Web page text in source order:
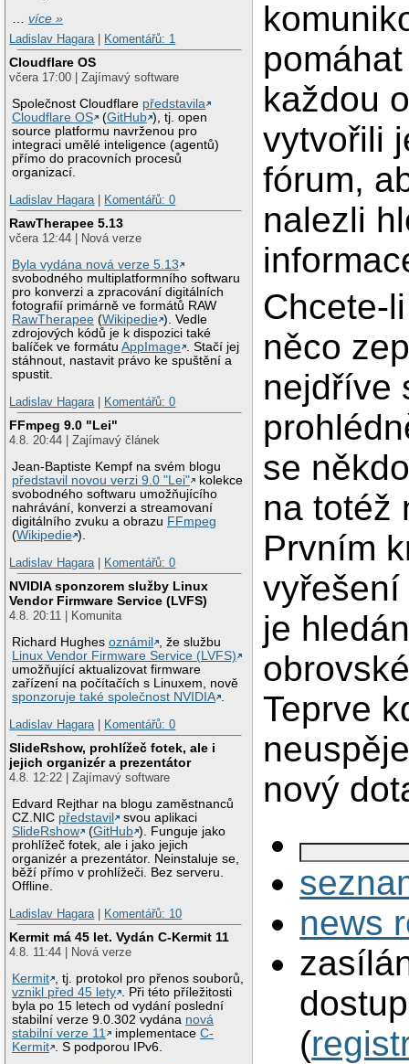
…více »
Ladislav Hagara
Komentářů: 1
Cloudflare OS
včera 17:00 | Zajímavý software
Společnost Cloudflare představila
Cloudflare OS
(GitHub ), tj. open
source platformu navrženou pro
integraci umělé inteligence (agentů)
přímo do pracovních procesů
organizací.
Ladislav Hagara
Komentářů: 0
RawTherapee 5.13
včera 12:44 | Nová verze
Byla vydána nová verze 5.13
svobodného multiplatformního softwaru
pro konverzi a zpracování digitálních
fotografií primárně ve formátů RAW
RawTherapee (Wikipedie ). Vedle
zdrojových kódů je k dispozici také
balíček ve formátuAppImage . Stačí jej
stáhnout, nastavit právo ke spuštění a
spustit.
Ladislav Hagara
Komentářů: 0
FFmpeg 9.0 "Lei"
4.8. 20:44 | Zajímavý článek
Jean-Baptiste Kempf na svém blogu
představil novou verzi 9.0 "Lei"
kolekce
svobodného softwaru umožňujícího
nahrávání, konverzi a streamovaní
digitálního zvuku a obrazu FFmpeg
(Wikipedie ).
Ladislav Hagara
Komentářů: 0
NVIDIA sponzorem služby Linux
Vendor Firmware Service (LVFS)
4.8. 20:11 | Komunita
Richard Hughesoznámil
, že službu
Linux Vendor Firmware Service (LVFS)
umožňující aktualizovat firmware
zařízení na počítačích s Linuxem, nově
sponzoruje také společnost NVIDIA .
Ladislav Hagara | Komentářů: 0
SlideRshow, prohlížeč fotek, ale i
jejich organizér a prezentátor
4.8. 12:22 | Zajímavý software
Edvard Rejthar na blogu zaměstnanců
CZ.NIC představil
svou aplikaci
SlideRshow
(GitHub ). Funguje jako
prohlížeč fotek, ale i jako jejich
organizér a prezentátor. Neinstaluje se,
běží přímo v prohlížeči. Bez serveru.
Offline.
Ladislav Hagara | Komentářů: 10
Kermit má 45 let. Vydán C-Kermit 11
4.8. 11:44 | Nová verze
Kermit , tj. protokol pro přenos souborů,
vznikl před 45 lety . Při této příležitosti
byla po 15 letech od vydání poslední
stabilní verze 9.0.302 vydána nová
stabilní verze 11
implementaceC-
Kermit . S podporou IPv6.
každou
vytvořili
fórum,
nalezli
Chcete-
něco
nejdříve
se
na totéž
Prvním
vyřešení
je
Teprve
nový
news
(